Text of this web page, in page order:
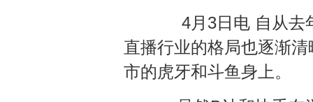
4月3日电 自从去年
直播行业的格局也逐渐
市的虎牙和斗鱼身上。